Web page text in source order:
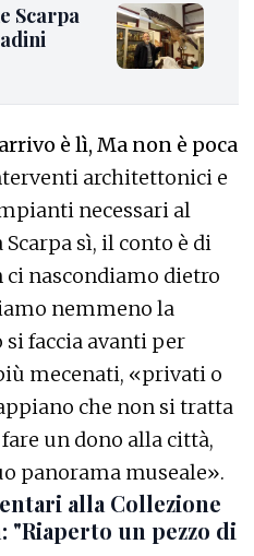
Scarpa
è lì, Ma non è poca
architettonici e
necessari al
sì, il conto è di
ci nascondiamo dietro
nemmeno la
si faccia avanti per
mecenati, «privati o
che non si tratta
un dono alla città,
panorama museale».
alla Collezione
"Riaperto un pezzo di